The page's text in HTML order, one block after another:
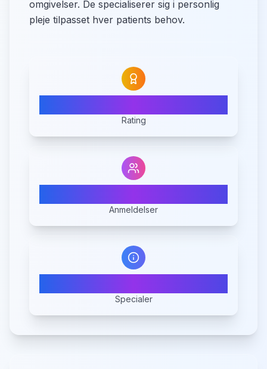
omgivelser. De specialiserer sig i personlig
pleje tilpasset hver patients behov.
Rating
Anmeldelser
Specialer